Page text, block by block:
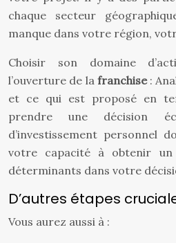
chaque secteur
manque dans votre région,
Choisir son domaine
l’ouverture de la franchise:
et ce qui est proposé en
prendre une décision
d’investissement personnel
votre capacité à obtenir
déterminants dans votre
D’autres étapes
Vous aurez aussi à :